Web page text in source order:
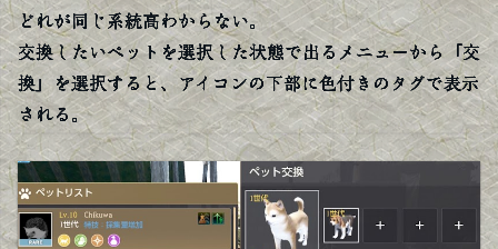
どれが同じ系統高わからない。
交換したいペットを選択した状態で出るメニューから「交
換」を選択すると、アイコンの下部に色付きのタグで表示
される。